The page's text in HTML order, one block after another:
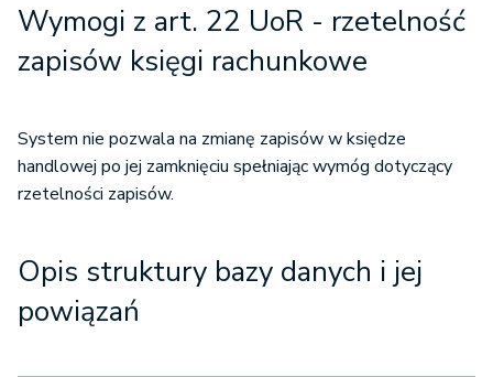
2. Co najmniej na dzień zamknięcia ksiąg
rachunkowych sporządza się zestawienia sald
wszystkich kont ksiąg pomocniczych, a na dzień
Wymogi z art. 22 UoR - rzetelność
zapisów księgi rachunkowe
System nie pozwala na zmianę zapisów w księdze
handlowej po jej zamknięciu spełniając wymóg dotyczący
rzetelności zapisów.
Opis struktury bazy danych i jej
powiązań